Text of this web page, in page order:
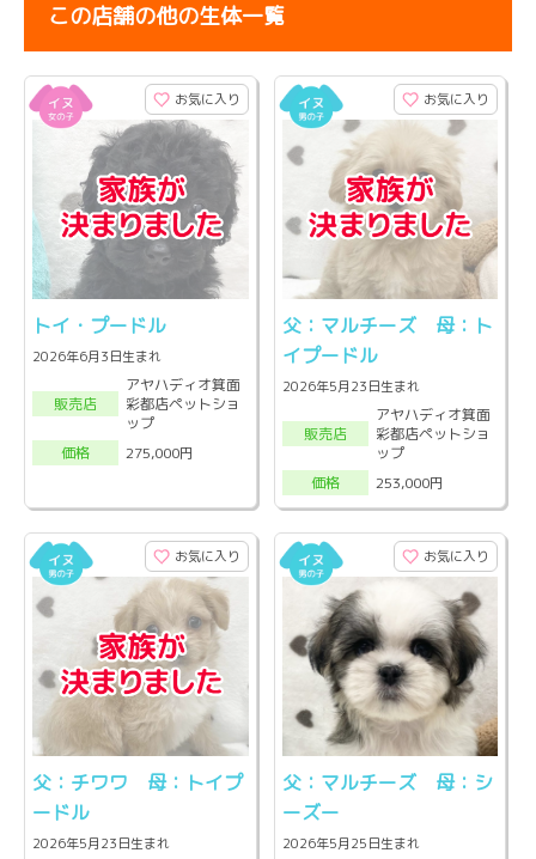
この店舗の他の生体一覧
お気に入り
トイ・プードル
2026年6月3日生まれ
販売店
アヤハディオ箕面
彩都店ペットショ
ップ
価格
275,000円
お気に入り
父：マルチーズ 母：ト
イプードル
2026年5月23日生まれ
販売店
アヤハディオ箕面
彩都店ペットショ
ップ
価格
253,000円
お気に入り
父：チワワ 母：トイプ
ードル
2026年5月23日生まれ
お気に入り
父：マルチーズ 母：シ
ーズー
2026年5月25日生まれ